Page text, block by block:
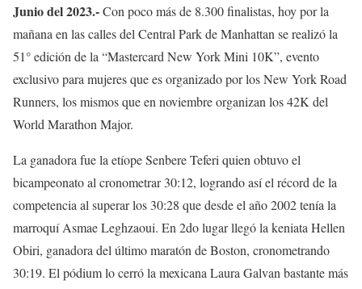
Junio del 2023.-Con poco más de 8.300 finalistas, hoy por la
mañana en las calles del Central Park de Manhattan se realizó la
51° edición de la “Mastercard New York Mini 10K”, evento
exclusivo para mujeres que es organizado por los New York Road
Runners, los mismos que en noviembre organizan los 42K del
World Marathon Major.
La ganadora fue la etíope Senbere Teferi quien obtuvo el
bicampeonato al cronometrar 30:12, logrando así el récord de la
competencia al superar los 30:28 que desde el año 2002 tenía la
marroquí Asmae Leghzaoui. En 2do lugar llegó la keniata Hellen
Obiri, ganadora del último maratón de Boston, cronometrando
30:19. El pódium lo cerró la mexicana Laura Galvan bastante más